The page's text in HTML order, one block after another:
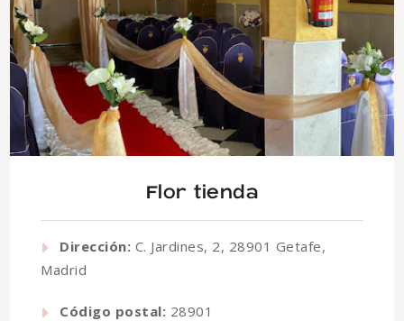
Flor tienda
Dirección: C. Jardines, 2, 28901 Getafe,
Madrid
Código postal: 28901